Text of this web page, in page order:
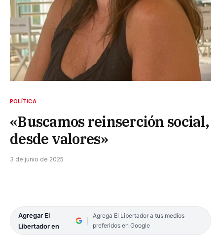
POLÍTICA
«Buscamos reinserción social,
desde valores»
3 de junio de 2025
Agregar El
Libertador en
Agrega El Libertador a tus medios
preferidos en Google